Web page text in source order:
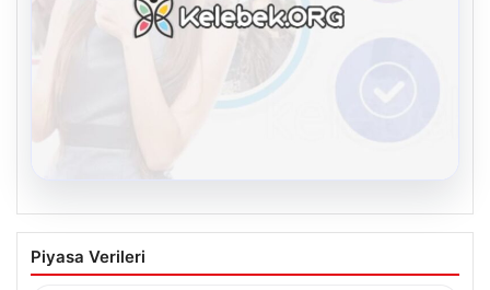
Kelebek.Org İle Çevrim içi İletişimin
Güvenli Adresi Ve Muhabbet Deneyimi
Piyasa Verileri